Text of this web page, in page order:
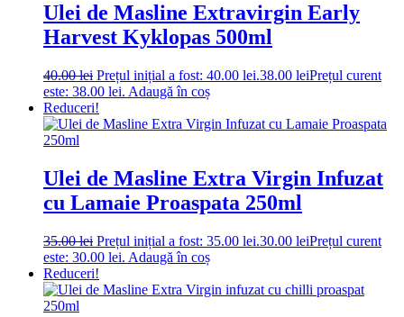
Ulei de Masline Extravirgin Early
Harvest Kyklopas 500ml
40.00lei Prețul inițial a fost: 40.00 lei.38.00 leiPrețul curent
este: 38.00 lei. Adaugă în coș
Reduceri!
Ulei de Masline Extra Virgin Infuzat
cu Lamaie Proaspata 250ml
35.00lei Prețul inițial a fost: 35.00 lei.30.00 leiPrețul curent
este: 30.00 lei. Adaugă în coș
Reduceri!